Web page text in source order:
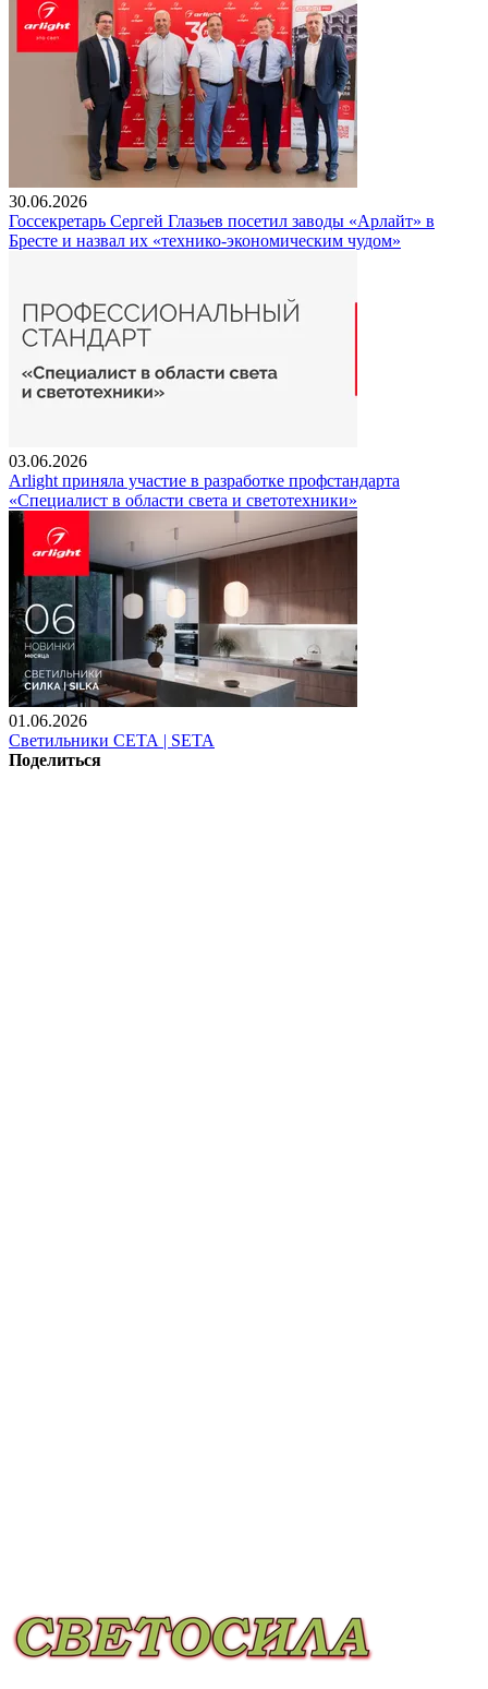
30.06.2026
Госсекретарь Сергей Глазьев посетил заводы «Арлайт» в
Бресте и назвал их «технико-экономическим чудом»
03.06.2026
Arlight приняла участие в разработке профстандарта
«Специалист в области света и светотехники»
01.06.2026
Светильники СЕТА | SETA
Поделиться